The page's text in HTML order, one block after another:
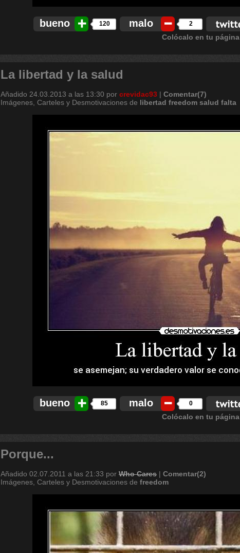
bueno 120 malo 2
Colócalo en tu página
La libertad y la salud
Añadido 24.03.2013 a las 13:30 por crevidac93 | Comentar(7)
Imágenes, Carteles y Desmotivaciones de libertad freedom salud falta
bueno 85 malo 0
Colócalo en tu página
Porque...
Añadido 02.07.2011 a las 21:33 por Who Cares | Comentar(2)
Imágenes, Carteles y Desmotivaciones de freedom